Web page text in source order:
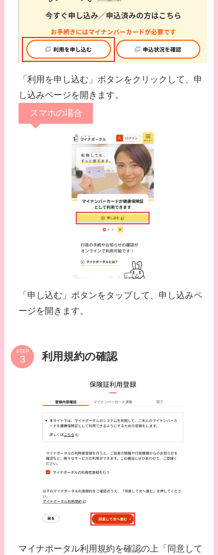
「利用を申し込む」ボタンをクリックして、申
し込みページを開きます。
スマホの場合
「申し込む」ボタンをタップして、申し込みペ
ージを開きます。
STEP 利用規約の確認
マイナポータル利用規約を確認の上「同意して